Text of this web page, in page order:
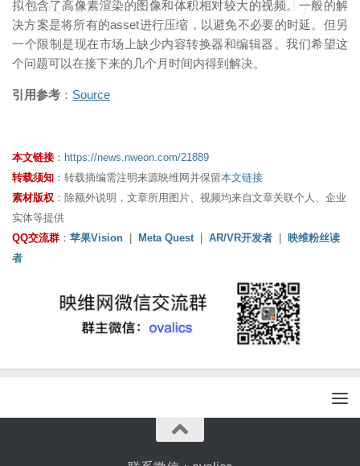
拟包含了高像素渲染的图像和体积相对较大的视频。一般的解
决方案是将所有的asset进行压缩，以避免不必要的时延。但另
一个限制是现在市场上缺少内容转换器和编辑器。我们希望这
个问题可以在接下来的几个月时间内得到解决。
引用参考 ： Source
本文链接 ： https://news.nweon.com/21889
转载须知 ：转载摘编需注明来源映维网并保留本文链接
素材版权 ：除额外说明，文章所用图片、视频均来自文章关联个人、企业
实体等提供
QQ交流群 ： 苹果Vision | Meta Quest | AR/VR开发者 | 映维粉丝读
者